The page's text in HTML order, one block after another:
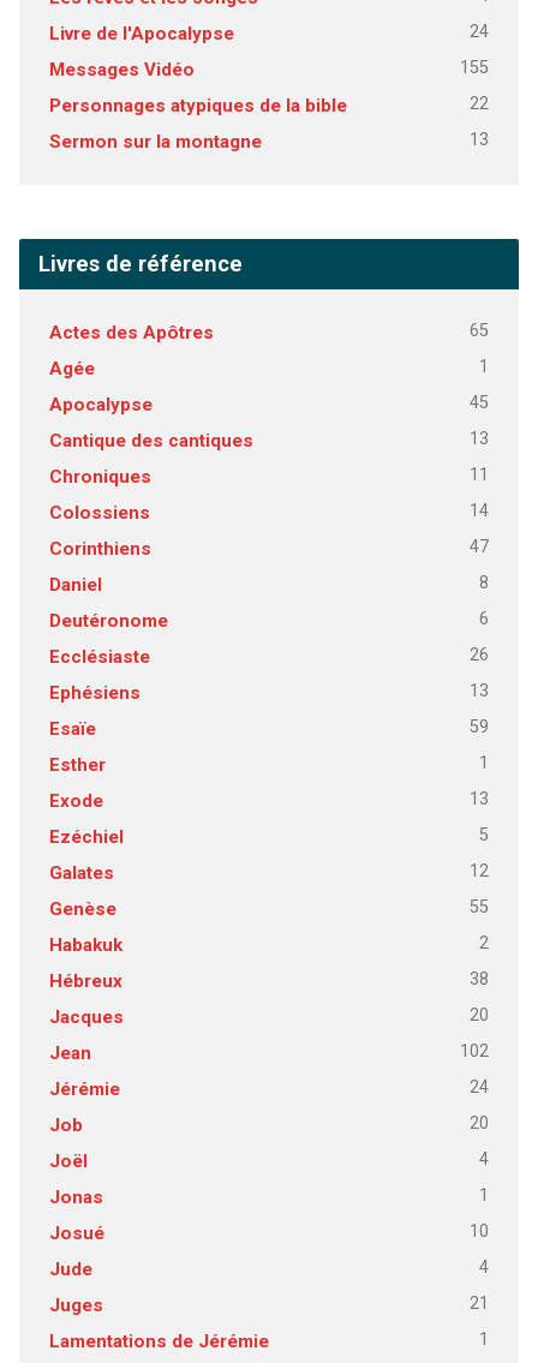
Livre de l'Apocalypse 24
Messages Vidéo 155
Personnages atypiques de la bible 22
Sermon sur la montagne 13
Livres de référence
Actes des Apôtres 65
Agée 1
Apocalypse 45
Cantique des cantiques 13
Chroniques 11
Colossiens 14
Corinthiens 47
Daniel 8
Deutéronome 6
Ecclésiaste 26
Ephésiens 13
Esaïe 59
Esther 1
Exode 13
Ezéchiel 5
Galates 12
Genèse 55
Habakuk 2
Hébreux 38
Jacques 20
Jean 102
Jérémie 24
Job 20
Joël 4
Jonas 1
Josué 10
Jude 4
Juges 21
Lamentations de Jérémie 1